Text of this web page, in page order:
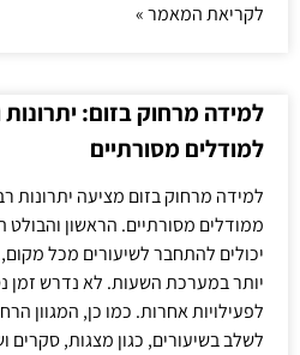
לקריאת המאמר »
למידה מרחוק בזום:
למודלים מסורתיים
למידה מרחוק בזום מציעה יתרונות
ממודלים מסורתיים. הראשון והבולט
יכולים להתחבר לשיעורים מכל
יותר במערכת השעות. לא נדרש זמן
לפעילויות אחרות. כמו כן, המגוון
לשלב בשיעורים, כגון מצגות,